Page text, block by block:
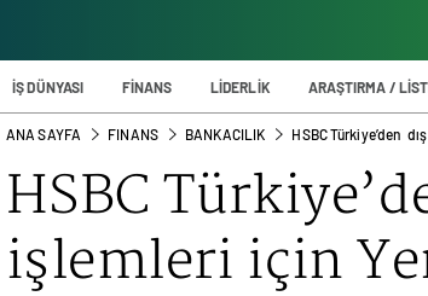
İŞ DÜNYASI FİNANS LİDERLİK ARAŞTIRMA /
ANA SAYFA FINANS BANKACILIK HSBC Türkiye’den
HSBC
işlemleri için